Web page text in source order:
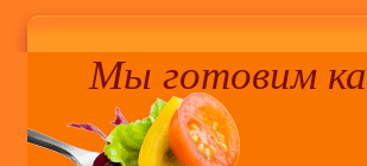
Мы готовим